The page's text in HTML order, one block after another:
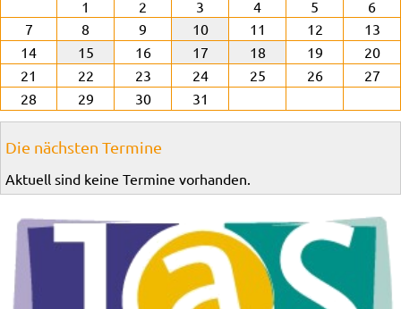
1 2 3 4 5
6
7
8 9 10 11 12
13
14
15 16 17 18 19
20
21
22 23 24 25 26
27
28
29 30 31
Die nächsten Termine
Aktuell sind keine Termine vorhanden.